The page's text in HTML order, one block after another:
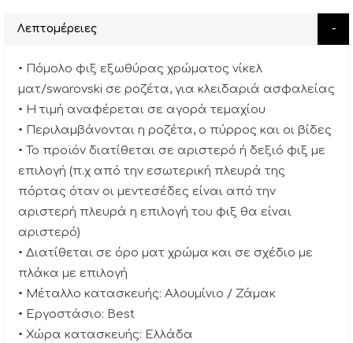
Λεπτομέρειες
• Πόμολο φιξ εξωθύρας χρώματος νίκελ
ματ/swarovski σε ροζέτα, για κλειδαριά ασφαλείας
• Η τιμή αναφέρεται σε αγορά τεμαχίου
• Περιλαμβάνονται η ροζέτα, ο πύρρος και οι βίδες
• Το προϊόν διατίθεται σε αριστερό ή δεξιό φιξ με
επιλογή (π.χ από την εσωτερική πλευρά της
πόρτας όταν οι μεντεσέδες είναι από την
αριστερή πλευρά η επιλογή του φιξ θα είναι
αριστερό)
• Διατίθεται σε όρο ματ χρώμα και σε σχέδιο με
πλάκα με επιλογή
• Μέταλλο κατασκευής: Αλουμίνιο / Ζάμακ
• Εργοστάσιο: Best
• Χώρα κατασκευής: Ελλάδα